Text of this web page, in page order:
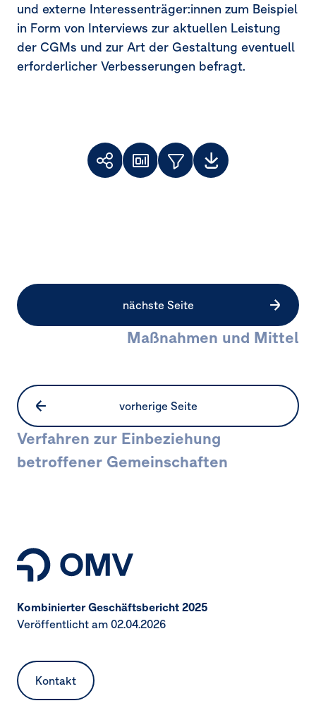
und externe Interessenträger:innen zum Beispiel
in Form von Interviews zur aktuellen Leistung
der CGMs und zur Art der Gestaltung eventuell
erforderlicher Verbesserungen befragt.
Weiterempfehlen
DashboardThemenfilter
Downloads
vorherige Seite
Verfahren zur Einbeziehung
betroffener Gemeinschaften
nächste Seite
Maßnahmen und Mittel
Kombinierter Geschäftsbericht 2025
Veröffentlicht am 02.04.2026
Kontakt